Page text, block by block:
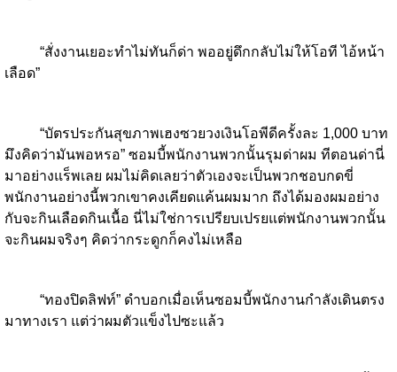
“สั่งงานเยอะทำไม่ทันก็ด่า พออยู่ดึกกลับไม่ให้โอที ไอ้หน้า
เลือด”
“บัตรประกันสุขภาพเฮงซวยวงเงินโอพีดีครั้งละ 1,000 บาท
มึงคิดว่ามันพอหรอ” ซอมบี้พนักงานพวกนั้นรุมด่าผม ทีตอนด่านี่
มาอย่างแร็พเลย ผมไม่คิดเลยว่าตัวเองจะเป็นพวกชอบกดขี่
พนักงานอย่างนี้พวกเขาคงเคียดแค้นผมมาก ถึงได้มองผมอย่าง
กับจะกินเลือดกินเนื้อ นี่ไม่ใช่การเปรียบเปรยแต่พนักงานพวกนั้น
จะกินผมจริงๆ คิดว่ากระดูกก็คงไม่เหลือ
“ทองปิดลิฟท์” ดำบอกเมื่อเห็นซอมบี้พนักงานกำลังเดินตรง
มาทางเรา แต่ว่าผมตัวแข็งไปซะแล้ว